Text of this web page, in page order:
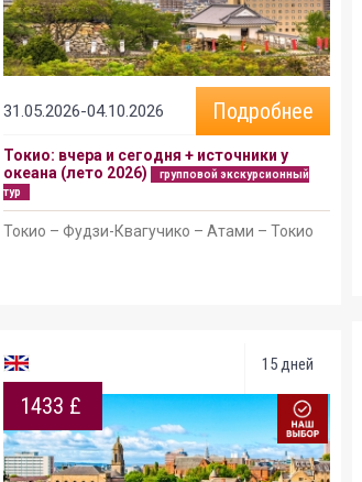
31.05.2026-04.10.2026 Подробнее
Токио: вчера и сегодня + источники у
океана (лето 2026)
групповой экскурсионный
тур
Токио – Фудзи-Квагучико – Атами – Токио
15 дней
1433 £